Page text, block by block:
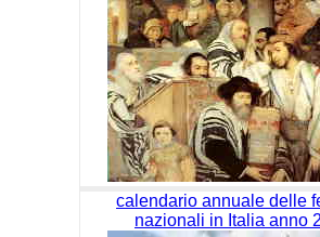
calendario annuale delle
nazionali in Italia anno